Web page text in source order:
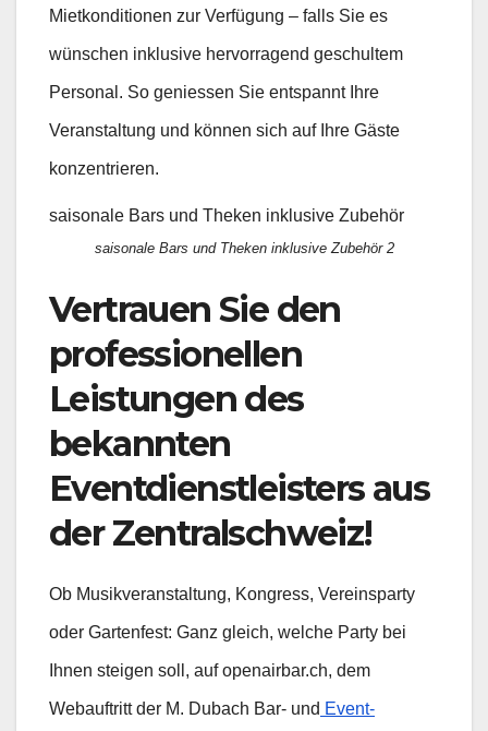
Mietkonditionen zur Verfügung – falls Sie es
wünschen inklusive hervorragend geschultem
Personal. So geniessen Sie entspannt Ihre
Veranstaltung und können sich auf Ihre Gäste
konzentrieren.
saisonale Bars und Theken inklusive Zubehör
saisonale Bars und Theken inklusive Zubehör 2
Vertrauen Sie den
professionellen
Leistungen des
bekannten
Eventdienstleisters aus
der Zentralschweiz!
Ob Musikveranstaltung, Kongress, Vereinsparty
oder Gartenfest: Ganz gleich, welche Party bei
Ihnen steigen soll, auf openairbar.ch, dem
Webauftritt der M. Dubach Bar- und Event-